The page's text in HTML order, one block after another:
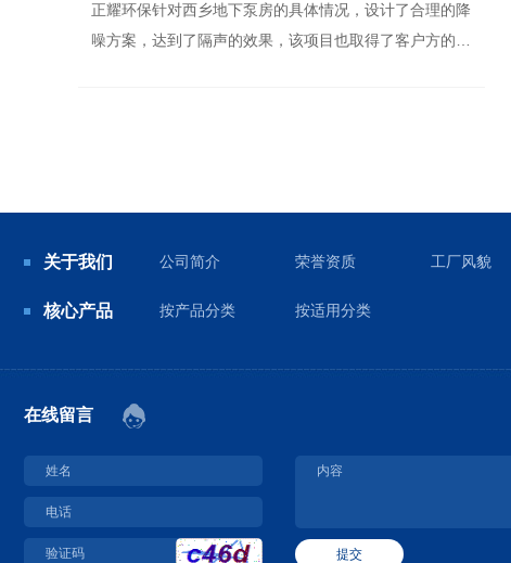
正耀环保针对西乡地下泵房的具体情况，设计了合理的降
噪方案，达到了隔声的效果，该项目也取得了客户方的赞
关于我们 公司简介 荣誉资质 工厂风貌
核心产品 按产品分类 按适用分类
在线留言
提交